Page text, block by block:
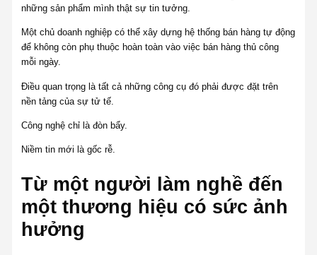
những sản phẩm mình thật sự tin tưởng.
Một chủ doanh nghiệp có thể xây dựng hệ thống bán hàng tự động
để không còn phụ thuộc hoàn toàn vào việc bán hàng thủ công
mỗi ngày.
Điều quan trọng là tất cả những công cụ đó phải được đặt trên
nền tảng của sự tử tế.
Công nghệ chỉ là đòn bẩy.
Niềm tin mới là gốc rễ.
Từ một người làm nghề đến
một thương hiệu có sức ảnh
hưởng